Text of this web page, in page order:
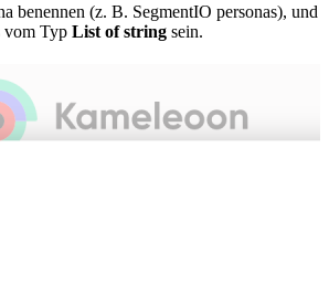
benennen (z. B. SegmentIO personas), und
vom Typ List of string sein.